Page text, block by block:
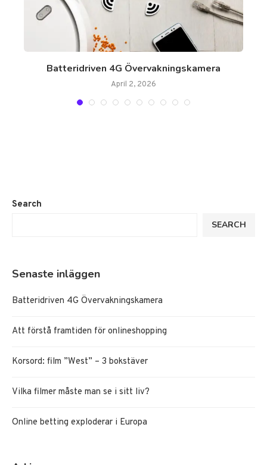
Batteridriven 4G Övervakningskamera
April 2, 2026
Search
SEARCH
Senaste inläggen
Batteridriven 4G Övervakningskamera
Att förstå framtiden för onlineshopping
Korsord: film ”West” – 3 bokstäver
Vilka filmer måste man se i sitt liv?
Online betting exploderar i Europa